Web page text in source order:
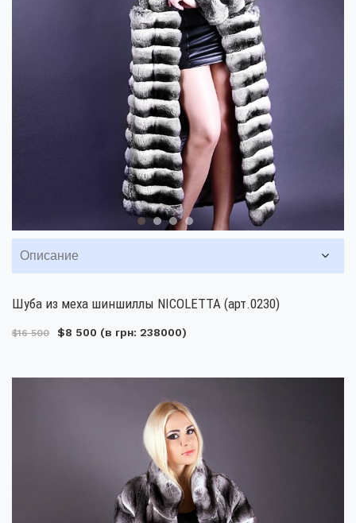
Описание
Шуба из меха шиншиллы NICOLETTA (арт.0230)
$16 500 $8 500 (в грн: 238000)